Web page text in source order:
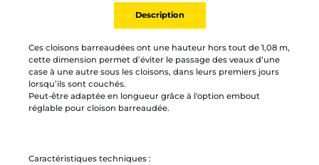
Description
Ces cloisons barreaudées ont une hauteur hors tout de 1,08 m,
cette dimension permet d’éviter le passage des veaux d’une
case à une autre sous les cloisons, dans leurs premiers jours
lorsqu’ils sont couchés.
Peut-être adaptée en longueur grâce à l'option embout
réglable pour cloison barreaudée.
Caractéristiques techniques :